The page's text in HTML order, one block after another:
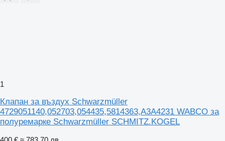
1
Клапан за въздух Schwarzmüller
4729051140,052703,054435,5814363,A3A4231 WABCO за
полуремарке Schwarzmüller SCHMITZ.KOGEL